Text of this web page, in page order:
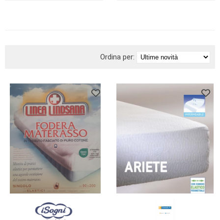
Ordina per: